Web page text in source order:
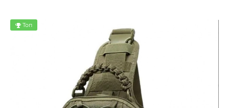
Топ